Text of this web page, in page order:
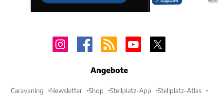
Angebote
Caravaning Newsletter Shop Stellplatz-App Stellplatz-Atlas